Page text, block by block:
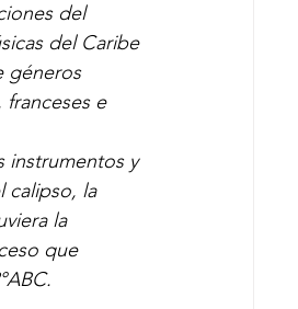
del
del Caribe
géneros
franceses e
instrumentos y
calipso, la
la
que